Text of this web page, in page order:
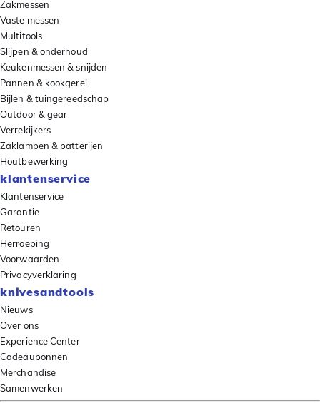
Zakmessen
Vaste messen
Multitools
Slijpen & onderhoud
Keukenmessen & snijden
Pannen & kookgerei
Bijlen & tuingereedschap
Outdoor & gear
Verrekijkers
Zaklampen & batterijen
Houtbewerking
klantenservice
Klantenservice
Garantie
Retouren
Herroeping
Voorwaarden
Privacyverklaring
knivesandtools
Nieuws
Over ons
Experience Center
Cadeaubonnen
Merchandise
Samenwerken